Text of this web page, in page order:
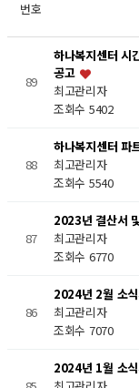
번호
89
하나복지센터 시
공고
최고관리자
조회수
88
하나복지센터 파
최고관리자
조회수
87
2023년 결산서
최고관리자
조회수
86
2024년 2월 소
최고관리자
조회수
2024년 1월 소